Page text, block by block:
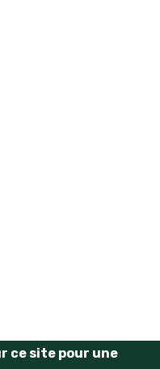
ce site pour une